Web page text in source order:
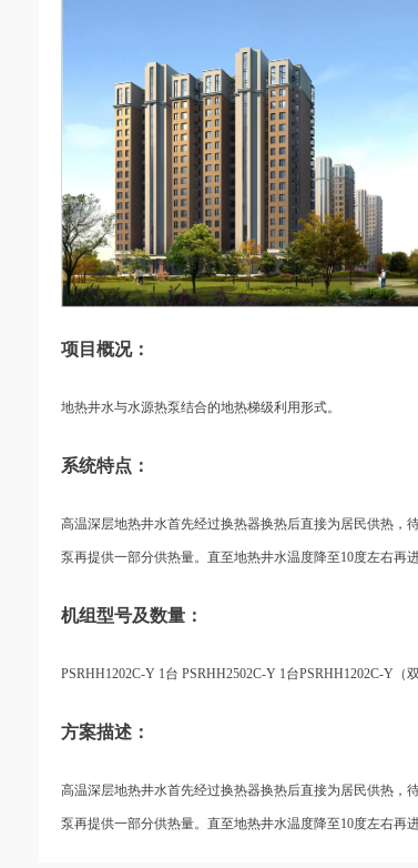
项目概况：
地热井水与水源热泵结合的地热梯级利用形式。
系统特点：
高温深层地热井水首先经过换热器换热后直接为居民供热，
泵再提供一部分供热量。直至地热井水温度降至10度左右再
机组型号及数量：
PSRHH1202C-Y 1台 PSRHH2502C-Y 1台PSRHH1202C-Y
方案描述：
高温深层地热井水首先经过换热器换热后直接为居民供热，
泵再提供一部分供热量。直至地热井水温度降至10度左右再